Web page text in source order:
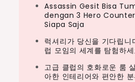
Assassin Gesit Bisa
dengan 3 Hero
Siapa Saja
럭셔리가 당신을 기다립니
럽 모임의 세계를 탐험하세
고급 클럽의 호화로운 룸
아한 인테리어와 편안한 분